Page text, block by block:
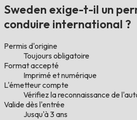
Sweden exige-t-il un
conduire international ?
Permis d'origine
Toujours obligatoire
Format accepté
Imprimé et numérique
L'émetteur compte
Vérifiez la reconnaissance de
Valide dès l'entrée
Jusqu'à 3 ans